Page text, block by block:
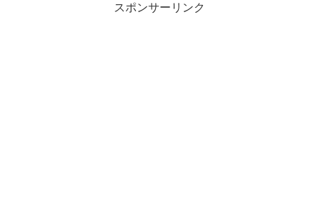
スポンサーリンク